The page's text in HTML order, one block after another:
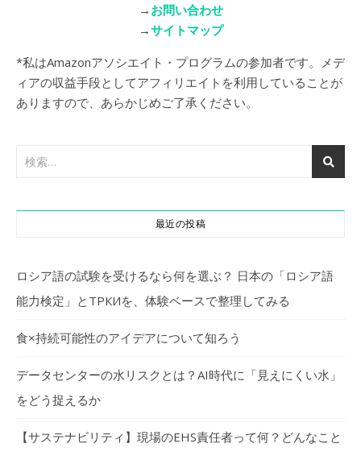
→ お問い合わせ
→サイトマップ
*私はAmazonアソシエイト・プログラムの参加者です。メデ
ィアの収益手段としてアフィリエイトを利用していることが
ありますので、あらかじめご了承ください。
最近の投稿
ロシア語の試験を受けるなら何を選ぶ？ 日本の「ロシア語
能力検定」とТРКИを、体験ベースで整理してみる
食×持続可能性のアイデアについて知ろう
データセンターの水リスクとは？AI時代に「見えにくい水」
をどう捉えるか
【サステナビリティ】現場のEHS責任者って何？どんなこと